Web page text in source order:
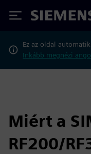
Siemens
Ez az oldal
Inkább megnézi
Miért a
RF200/